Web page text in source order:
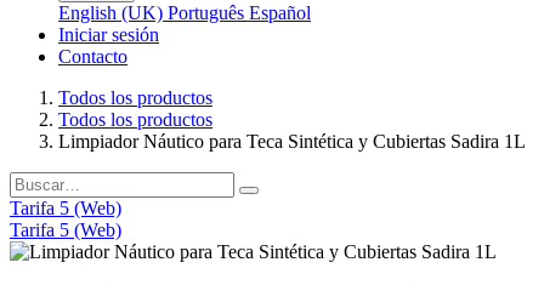
English (UK) Português Español
Iniciar sesión
​Contacto
Todos los productos
Todos los productos
Limpiador Náutico para Teca Sintética y Cubiertas Sadira 1L
Tarifa 5 (Web)
Tarifa 5 (Web)